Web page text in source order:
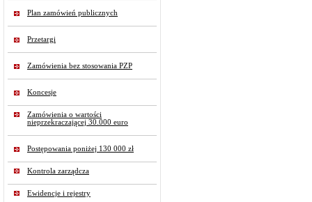
Plan zamówień publicznych
Przetargi
Zamówienia bez stosowania PZP
Koncesje
Zamówienia o wartości
nieprzekraczającej 30.000 euro
Postępowania poniżej 130 000 zł
Kontrola zarządcza
Ewidencje i rejestry